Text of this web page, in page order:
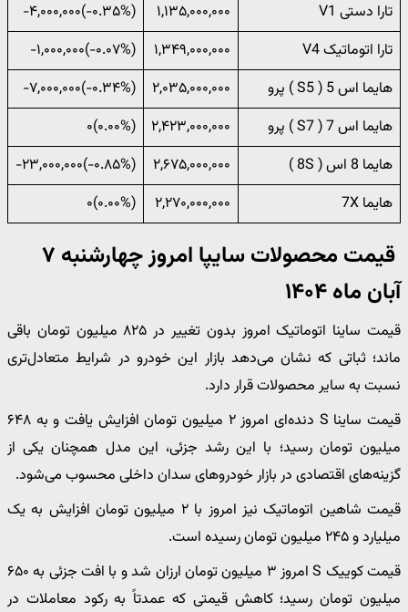
تارا دستی V1
۱,۱۳۵,۰۰۰,۰۰۰
(‎-۰.۳۵%‌)‎-۴,۰۰۰,۰۰۰‌
تارا اتوماتیک V4
۱,۳۴۹,۰۰۰,۰۰۰
(‎-۰.۰۷%‌)‎-۱,۰۰۰,۰۰۰‌
هایما اس 5 ( S5 ) پرو
۲,۰۳۵,۰۰۰,۰۰۰
(‎-۰.۳۴%‌)‎-۷,۰۰۰,۰۰۰‌
هایما اس 7 ( S7 ) پرو
۲,۴۲۳,۰۰۰,۰۰۰
(۰.۰۰%)۰
هایما 8 اس ( 8S )
۲,۶۷۵,۰۰۰,۰۰۰
(‎-۰.۸۵%‌)‎-۲۳,۰۰۰,۰۰۰‌
هایما 7X
۲,۲۷۰,۰۰۰,۰۰۰ (۰.۰۰%)۰
قیمت محصولات سایپا امروز چهارشنبه ۷
آبان ماه ۱۴۰۴
قیمت ساینا اتوماتیک امروز بدون تغییر در ۸۲۵ میلیون تومان باقی
ماند؛ ثباتی که نشان می‌دهد بازار این خودرو در شرایط متعادل‌تری
نسبت به سایر محصولات قرار دارد.
قیمت ساینا S دنده‌ای امروز ۲ میلیون تومان افزایش یافت و به ۶۴۸
میلیون تومان رسید؛ با این رشد جزئی، این مدل همچنان یکی از
گزینه‌های اقتصادی در بازار خودروهای سدان داخلی محسوب می‌شود.
قیمت شاهین اتوماتیک نیز امروز با ۲ میلیون تومان افزایش به یک
میلیارد و ۲۴۵ میلیون تومان رسیده است.
قیمت کوییک S امروز ۳ میلیون تومان ارزان شد و با افت جزئی به ۶۵۰
میلیون تومان رسید؛ کاهش قیمتی که عمدتاً به رکود معاملات در